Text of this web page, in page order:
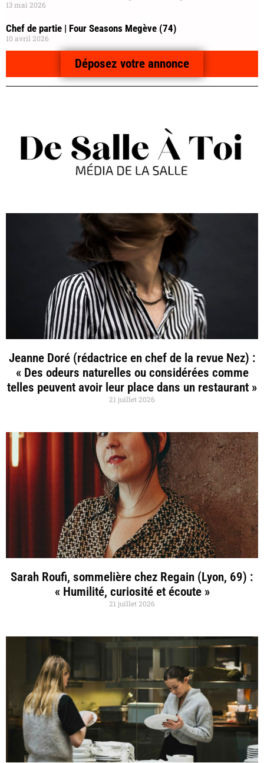
13 mai 2026
Chef de partie | Four Seasons Megève (74)
10 avril 2026
Déposez votre annonce
Jeanne Doré (rédactrice en chef de la revue Nez) :
« Des odeurs naturelles ou considérées comme
telles peuvent avoir leur place dans un restaurant »
21 juillet 2026
Sarah Roufi, sommelière chez Regain (Lyon, 69) :
« Humilité, curiosité et écoute »
21 juillet 2026